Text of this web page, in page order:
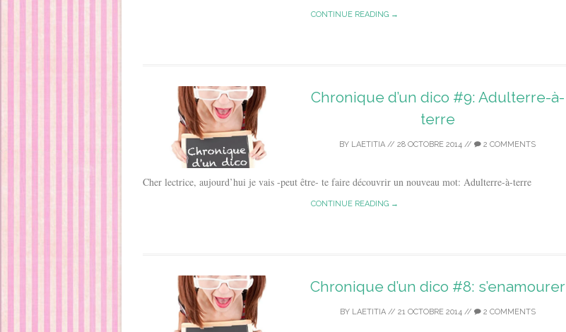
CONTINUE READING →
Chronique d’un dico #9: Adulterre-à-
terre
BY LAETITIA // 28 OCTOBRE 2014 // 2 COMMENTS
Cher lectrice, aujourd’hui je vais -peut être- te faire découvrir un nouveau mot: Adulterre-à-terre
CONTINUE READING →
Chronique d’un dico #8: s’enamourer
BY LAETITIA// 21 OCTOBRE 2014 // 2 COMMENTS